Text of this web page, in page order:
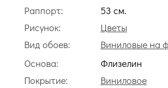
Раппорт:
53 cм.
Рисунок:
Цветы
Вид обоев:
Виниловые на
Основа:
Флизелин
Покрытие:
Виниловое